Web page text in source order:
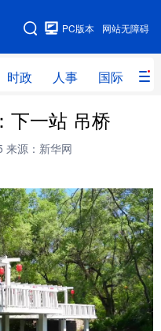
网站无障碍
PC版本
时政 人事 国际 财
时政 人事
网评
全球连线 教育
量子 体育
健康 军事
图片 政务
金融 汽车
下一站 吊桥
来源：新华网